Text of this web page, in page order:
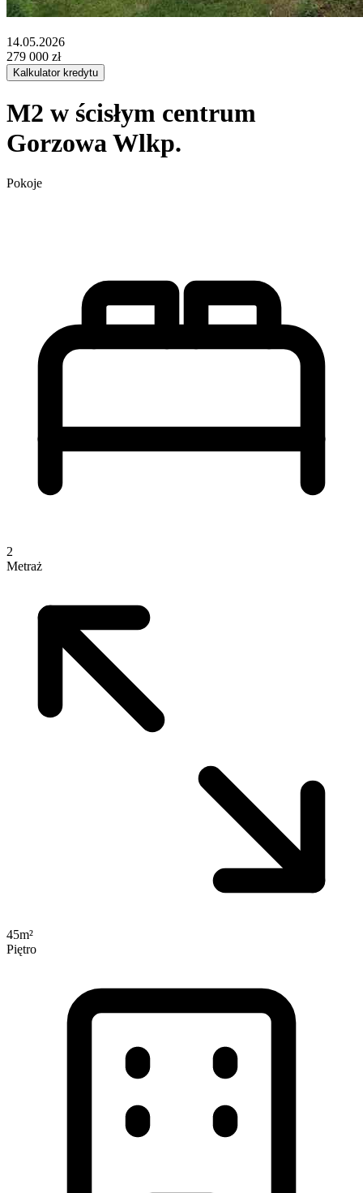
14.05.2026
279 000 zł
Kalkulator kredytu
M2 w ścisłym centrum
Gorzowa Wlkp.
Pokoje
2
Metraż
45m²
Piętro